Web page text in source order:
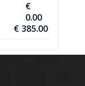
€
0.00
€ 385.00